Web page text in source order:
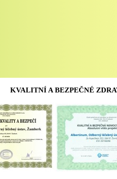
KVALITNÍ A BEZPEČNÉ